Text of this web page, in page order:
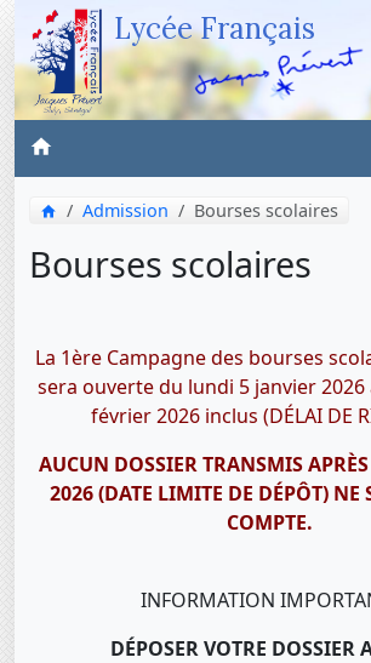
Lycée Français
Admission Bourses scolaires
Bourses scolaires
La 1ère Campagne des bourses
sera ouverte du lundi 5 janvier
février 2026 inclus (DÉLAI DE
AUCUN DOSSIER TRANSMIS
2026 (DATE LIMITE DE DÉPÔT) NE
COMPTE.
INFORMATION
DÉPOSER VOTRE DOSSIER